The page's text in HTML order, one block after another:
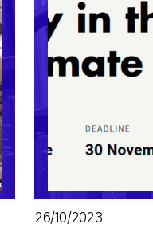
26/10/2023